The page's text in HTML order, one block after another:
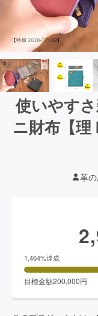
使いやす
ニ財布【
革
1,464%達成
目標金額200,000円